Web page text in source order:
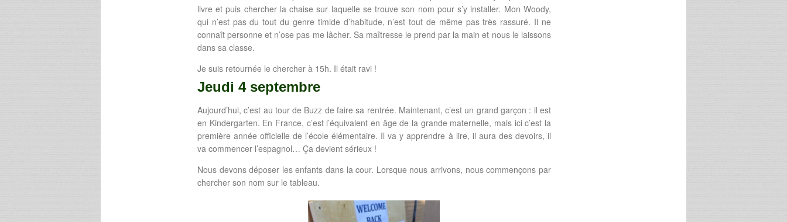
livre et puis chercher la chaise sur laquelle se trouve son nom pour s’y installer. Mon Woody,
qui n’est pas du tout du genre timide d’habitude, n’est tout de même pas très rassuré. Il ne
connaît personne et n’ose pas me lâcher. Sa maîtresse le prend par la main et nous le laissons
dans sa classe.
Je suis retournée le chercher à 15h. Il était ravi !
Jeudi 4 septembre
Aujourd’hui, c’est au tour de Buzz de faire sa rentrée. Maintenant, c’est un grand garçon : il est
en Kindergarten. En France, c’est l’équivalent en âge de la grande maternelle, mais ici c’est la
première année officielle de l’école élémentaire. Il va y apprendre à lire, il aura des devoirs, il
va commencer l’espagnol… Ça devient sérieux !
Nous devons déposer les enfants dans la cour. Lorsque nous arrivons, nous commençons par
chercher son nom sur le tableau.